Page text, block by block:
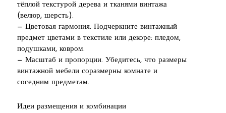
тёплой текстурой дерева и тканями винтажа
(велюр, шерсть).
— Цветовая гармония. Подчеркните винтажный
предмет цветами в текстиле или декоре: пледом,
подушками, ковром.
— Масштаб и пропорции. Убедитесь, что размеры
винтажной мебели соразмерны комнате и
соседним предметам.
Идеи размещения и комбинации